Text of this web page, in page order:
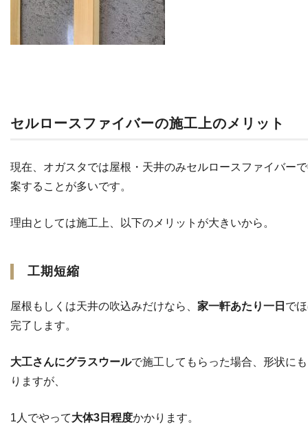
セルロースファイバーの施工上のメリット
現在、オガスタでは屋根・天井のみセルロースファイバー
案することが多いです。
理由としては施工上、以下のメリットが大きいから。
工期短縮
屋根もしくは天井の吹込みだけなら、 家一軒あたり一日 で
完了します。
大工さんにグラスウールで施工してもらった場合、形状に
りますが、
1人でやって大体3日程度かかります。